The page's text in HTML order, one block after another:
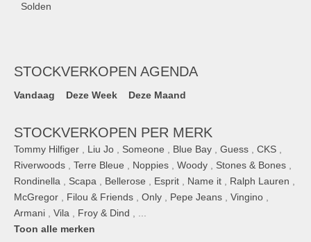
Solden
STOCKVERKOPEN AGENDA
Vandaag Deze Week Deze Maand
STOCKVERKOPEN PER MERK
Tommy Hilfiger Liu Jo Someone Blue Bay Guess CKS
Riverwoods
Terre Bleue Noppies Woody Stones & Bones
Rondinella
Scapa Bellerose Esprit Name it Ralph Lauren
McGregor
Filou & Friends Only Pepe Jeans Vingino
Armani
Vila Froy & Dind
Toon alle merken